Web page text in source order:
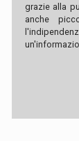
grazie alla
anche